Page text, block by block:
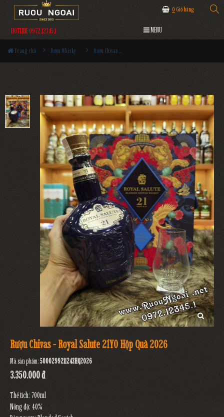
0 Giỏ hàng
HOTLINE 0972.12345.1 MENU
Trang chủ Rượu Whisky Rượu Chivas - Royal Salute 21YO Hộp Quà 2026
Rượu Chivas - Royal Salute 21YO Hộp Quà 2026
Mã sản phẩm:5000299211243HQ2026
3.350.000 đ
Thể tích: 700ml
Nồng độ: 40%